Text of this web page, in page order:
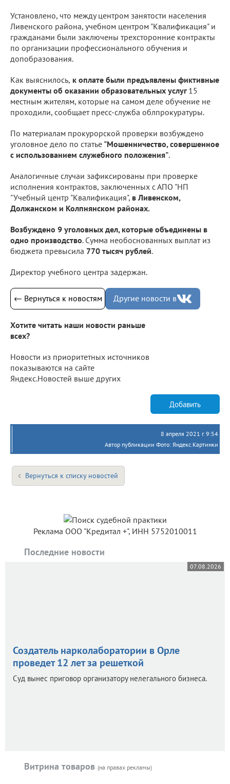
Установлено, что между центром занятости населения
Ливенского района, учебном центром "Квалификация" и
гражданами были заключены трехсторонние контракты
по организации профессионального обучения и
допобразования.
Как выяснилось, к оплате были предъявлены фиктивные
документы об оказании образовательных услуг 15
местным жителям, которые на самом деле обучение не
проходили, сообщает пресс-служба облпрокуратуры.
По материалам прокурорской проверки возбуждено
уголовное дело по статье "Мошенничество, совершенное
с использованием служебного положения".
Аналогичные случаи зафиксированы при проверке
исполнения контрактов, заключенных с АПО "НП
"Учебный центр "Квалификация", в Ливенском,
Должанском и Колпнянском районах.
Возбуждено 9 уголовных дел, которые объединены в
одно производство. Сумма необоснованных выплат из
бюджета превысила 770 тысяч рублей.
Директор учебного центра задержан.
← Вернуться к новостям Другие новости в
Хотите читать наши новости раньше
всех?
Новости из приоритетных источников
показываются на сайте
Яндекс.Новостей выше других
Добавить
8 апреля 2021 г. 9:54
Автор публикации Фото: Яндекс.Картинки
Вернуться к списку новостей
Реклама ООО "Кредитал +", ИНН 5752010011
Последние новости
07.08.2026
Создатель нарколаборатории в Орле
проведет 12 лет за решеткой
Суд вынес приговор организатору нелегального бизнеса.
Витрина товаров (на правах рекламы)